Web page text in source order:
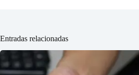
Entradas relacionadas